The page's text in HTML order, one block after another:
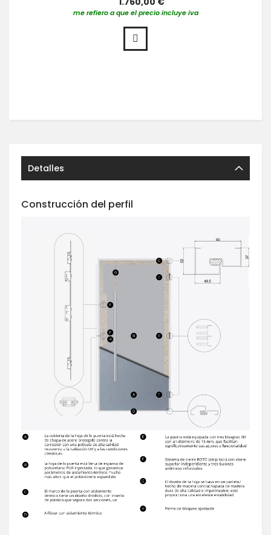
me refiero a que el precio incluye iva
Detalles
Construcción del perfil